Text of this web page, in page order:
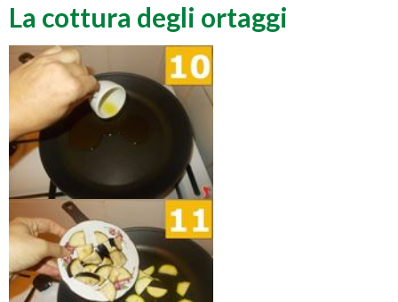
La cottura degli ortaggi